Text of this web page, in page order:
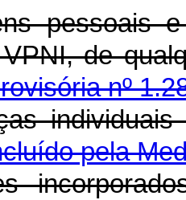
pessoais e
VPNI, de
nº
pela